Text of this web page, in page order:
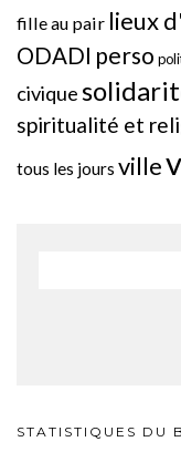
fille au pair lieux
ODADI perso
civique
spiritualité et
tous les jours ville
STATISTIQUES DU